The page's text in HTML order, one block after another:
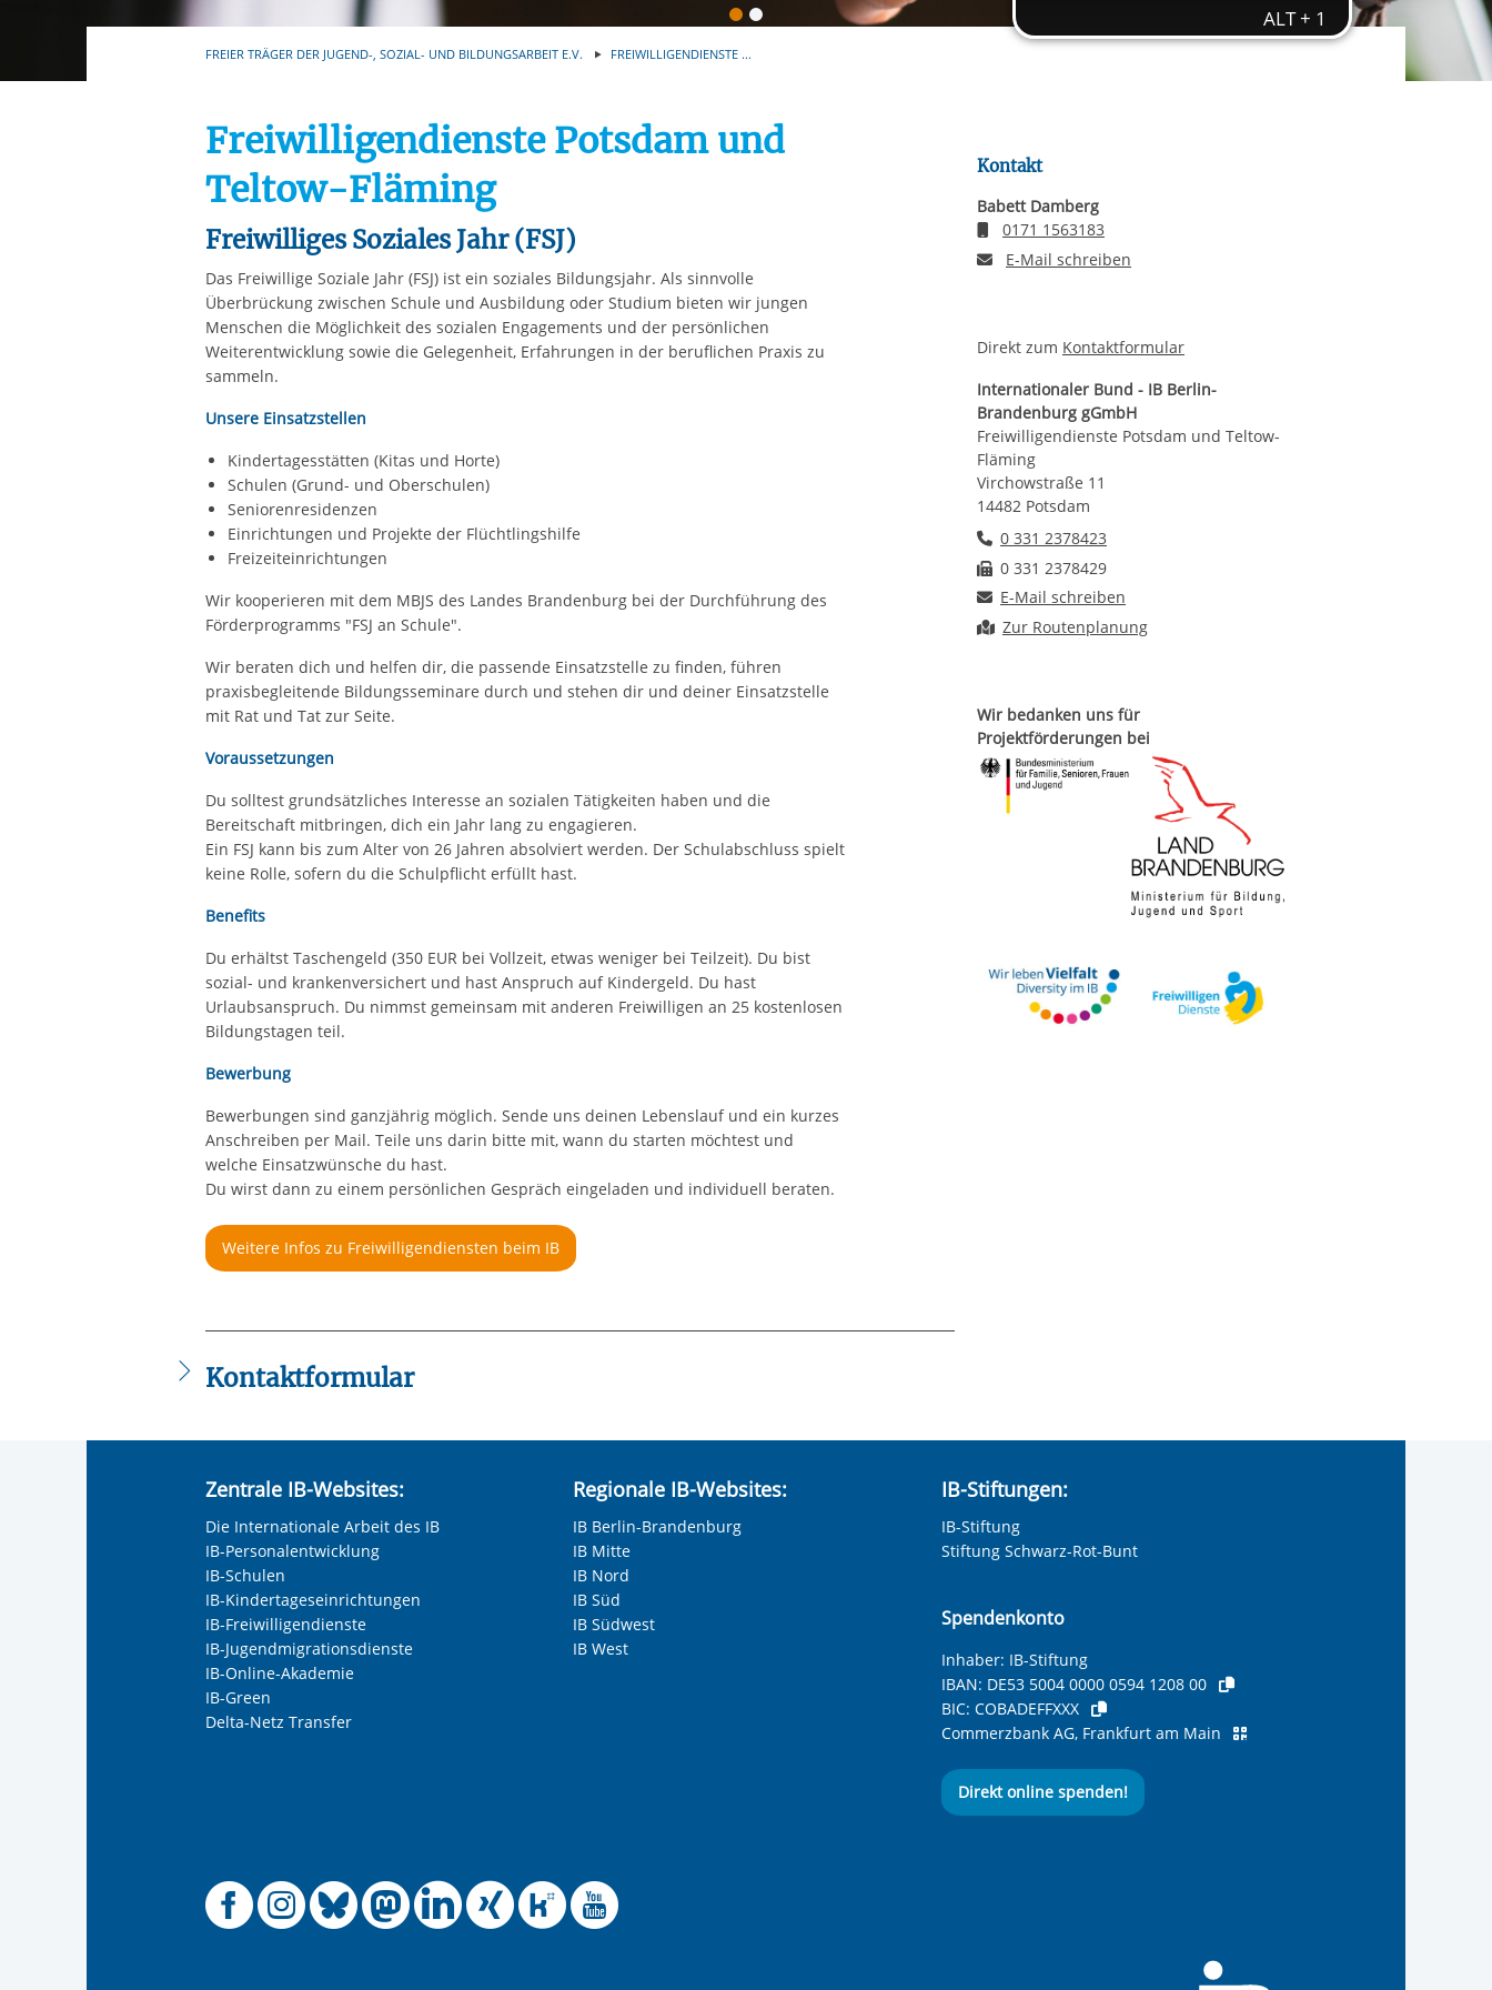
Ihre etwaige Einwilligung erstreckt sich nicht auf notwendige Cookies, die erforderlich zur Bereitstellung
der von Ihnen aufgerufenen und somit gewünschten Website-Funktionen sind. Diese Cookies setzen wir
aufgrund berechtigter Interessen und daher unabhängig von einer Einwilligung.
Automatische Wiedergabe starten/stoppen
FREIER TRÄGER DER JUGEND-, SOZIAL- UND BILDUNGSARBEIT E.V. FREIWILLIGENDIENSTE ...
Freiwilligendienste Potsdam und
Teltow-Fläming
Freiwilliges Soziales Jahr (FSJ)
Das Freiwillige Soziale Jahr (FSJ) ist ein soziales Bildungsjahr. Als sinnvolle
Überbrückung zwischen Schule und Ausbildung oder Studium bieten wir jungen
Menschen die Möglichkeit des sozialen Engagements und der persönlichen
Weiterentwicklung sowie die Gelegenheit, Erfahrungen in der beruflichen Praxis zu
sammeln.
Unsere Einsatzstellen
Kindertagesstätten (Kitas und Horte)
Schulen (Grund- und Oberschulen)
Seniorenresidenzen
Einrichtungen und Projekte der Flüchtlingshilfe
Freizeiteinrichtungen
Wir kooperieren mit dem MBJS des Landes Brandenburg bei der Durchführung des
Förderprogramms "FSJ an Schule".
Wir beraten dich und helfen dir, die passende Einsatzstelle zu finden, führen
praxisbegleitende Bildungsseminare durch und stehen dir und deiner Einsatzstelle
mit Rat und Tat zur Seite.
Voraussetzungen
Du solltest grundsätzliches Interesse an sozialen Tätigkeiten haben und die
Bereitschaft mitbringen, dich ein Jahr lang zu engagieren.
Ein FSJ kann bis zum Alter von 26 Jahren absolviert werden. Der Schulabschluss spielt
keine Rolle, sofern du die Schulpflicht erfüllt hast.
Benefits
Du erhältst Taschengeld (350 EUR bei Vollzeit, etwas weniger bei Teilzeit). Du bist
sozial- und krankenversichert und hast Anspruch auf Kindergeld. Du hast
Urlaubsanspruch. Du nimmst gemeinsam mit anderen Freiwilligen an 25 kostenlosen
Bildungstagen teil.
Bewerbung
Bewerbungen sind ganzjährig möglich. Sende uns deinen Lebenslauf und ein kurzes
Anschreiben per Mail. Teile uns darin bitte mit, wann du starten möchtest und
welche Einsatzwünsche du hast.
Du wirst dann zu einem persönlichen Gespräch eingeladen und individuell beraten.
Weitere Infos zu Freiwilligendiensten beim IB
Kontaktformular
Keine Angabe
Frau
Herr
Neutrale Anrede
Unternehmen
Nachname, Vorname
Ihre E-Mail-Adresse*
Kontakt
Babett Damberg
Email senden
0171 1563183
E-Mail an Babett Damberg
E-Mail schreiben
Direkt zum Kontaktformular
Internationaler Bund - IB Berlin-
Brandenburg gGmbH
Freiwilligendienste Potsdam und Teltow-
Fläming
Virchowstraße 11
14482 Potsdam
Telefonnummer
0 331 2378423
Faxnummer
0 331 2378429
E-Mail an Freiwilligendienste Potsdam und Teltow-Fläming
E-Mail schreiben
Route planen
Zur Routenplanung
Wir bedanken uns für
Projektförderungen bei
Zentrale IB-Websites:
Die Internationale Arbeit des IB
IB-Personalentwicklung
IB-Schulen
IB-Kindertageseinrichtungen
IB-Freiwilligendienste
IB-Jugendmigrationsdienste
IB-Online-Akademie
IB-Green
Delta-Netz Transfer
Regionale IB-Websites:
IB Berlin-Brandenburg
IB Mitte
IB Nord
IB Süd
IB Südwest
IB West
IB-Stiftungen:
IB-Stiftung
Stiftung Schwarz-Rot-Bunt
Spendenkonto
Inhaber: IB-Stiftung
IBAN: DE53 5004 0000 0594 1208 00
BIC: COBADEFFXXX
Commerzbank AG, Frankfurt am Main
Direkt online spenden!
Offizielle Facebook-Seite des Internationalen Bund
Offizielle Instagram-Seite des Internationalen Bund
Offizielle BlueSky-Seite des Internationalen Bund
Offizielle Mastodon-Seite des Internationalen
Offizielle LinkedIn-Seite des Internationalen
Offizielle Xing-Seite des Internationalen
Offizielle Kununu-Seite des